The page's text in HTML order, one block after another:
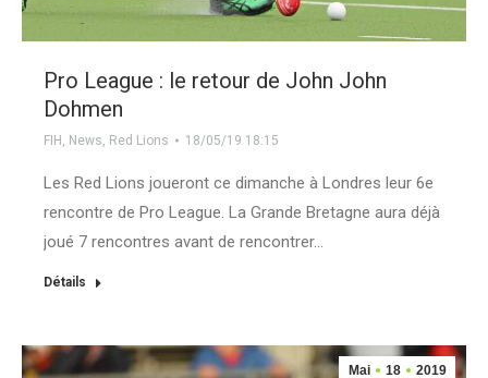
Pro League : le retour de John John
Dohmen
FIH , News, Red Lions 18/05/19 18:15
Les Red Lions joueront ce dimanche à Londres leur 6e
rencontre de Pro League. La Grande Bretagne aura déjà
joué 7 rencontres avant de rencontrer…
Détails
Mai 18 2019